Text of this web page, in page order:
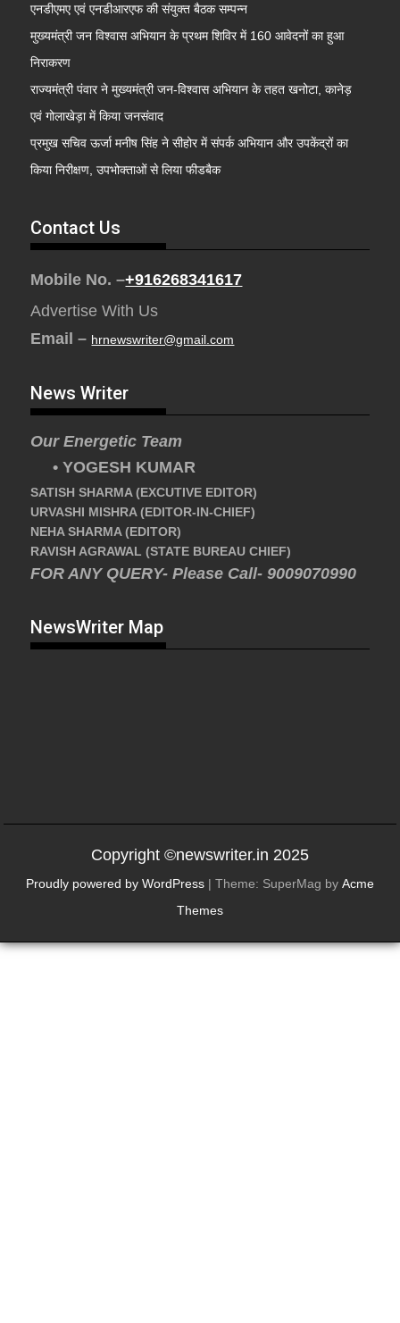
एनडीएमए एवं एनडीआरएफ की संयुक्त बैठक सम्पन्न
मुख्यमंत्री जन विश्वास अभियान के प्रथम शिविर में 160 आवेदनों का हुआ
निराकरण
राज्यमंत्री पंवार ने मुख्यमंत्री जन-विश्वास अभियान के तहत खनोटा, कानेड़
एवं गोलाखेड़ा में किया जनसंवाद
प्रमुख सचिव ऊर्जा मनीष सिंह ने सीहोर में संपर्क अभियान और उपकेंद्रों का
किया निरीक्षण, उपभोक्ताओं से लिया फीडबैक
Contact Us
Mobile No. –+916268341617
Advertise With Us
Email – hrnewswriter@gmail.com
News Writer
Our Energetic Team
• YOGESH KUMAR
SATISH SHARMA (EXCUTIVE EDITOR)
URVASHI MISHRA (EDITOR-IN-CHIEF)
NEHA SHARMA (EDITOR)
RAVISH AGRAWAL (STATE BUREAU CHIEF)
FOR ANY QUERY- Please Call- 9009070990
NewsWriter Map
Copyright ©newswriter.in 2025
Proudly powered by WordPress | Theme: SuperMag by Acme
Themes